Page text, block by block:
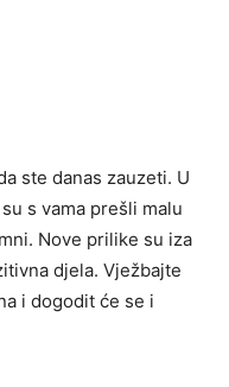
ste danas zauzeti. U
s vama prešli malu
Nove prilike su iza
djela. Vježbajte
i dogodit će se i